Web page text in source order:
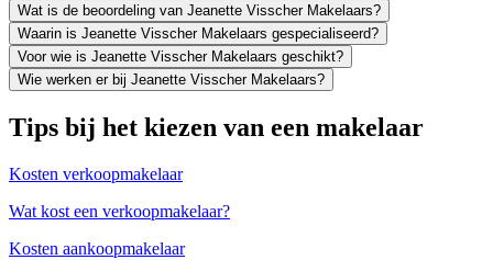
Wat is de beoordeling van Jeanette Visscher Makelaars?
Waarin is Jeanette Visscher Makelaars gespecialiseerd?
Voor wie is Jeanette Visscher Makelaars geschikt?
Wie werken er bij Jeanette Visscher Makelaars?
Tips bij het kiezen van een makelaar
Kosten verkoopmakelaar
Wat kost een verkoopmakelaar?
Kosten aankoopmakelaar